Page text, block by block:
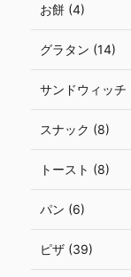
お餅 (4)
グラタン (14)
サンドウィッチ
スナック (8)
トースト (8)
パン (6)
ピザ (39)